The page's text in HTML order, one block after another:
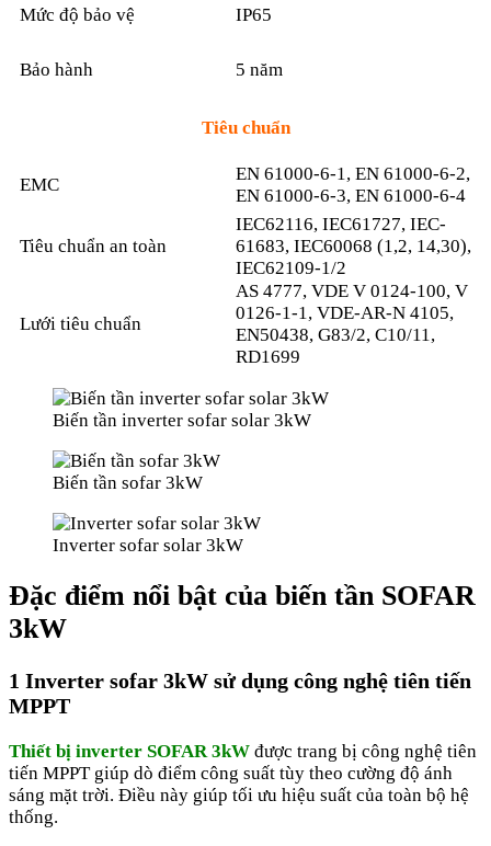
Mức độ bảo vệ IP65
Bảo hành 5 năm
Tiêu chuẩn
EMC
EN 61000-6-1, EN 61000-6-2,
EN 61000-6-3, EN 61000-6-4
Tiêu chuẩn an toàn
IEC62116, IEC61727, IEC-
61683, IEC60068 (1,2, 14,30),
IEC62109-1/2
Lưới tiêu chuẩn
AS 4777, VDE V 0124-100, V
0126-1-1, VDE-AR-N 4105,
EN50438, G83/2, C10/11,
RD1699
Biến tần inverter sofar solar 3kW
Biến tần sofar 3kW
Inverter sofar solar 3kW
Đặc điểm nổi bật của biến tần SOFAR
3kW
1 Inverter sofar 3kW sử dụng công nghệ tiên tiến
MPPT
Thiết bị inverter SOFAR 3kW được trang bị công nghệ tiên
tiến MPPT giúp dò điểm công suất tùy theo cường độ ánh
sáng mặt trời. Điều này giúp tối ưu hiệu suất của toàn bộ hệ
thống.